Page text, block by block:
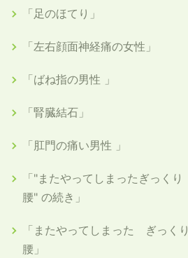
「足のほてり」
「左右顔面神経痛の女性」
「ばね指の男性 」
「腎臓結石」
「肛門の痛い男性 」
「"またやってしまったぎっくり
腰" の続き」
「またやってしまった ぎっくり
腰」